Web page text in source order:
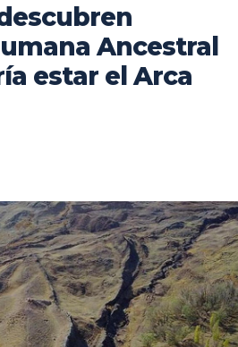
Ancestral
estar el Arca